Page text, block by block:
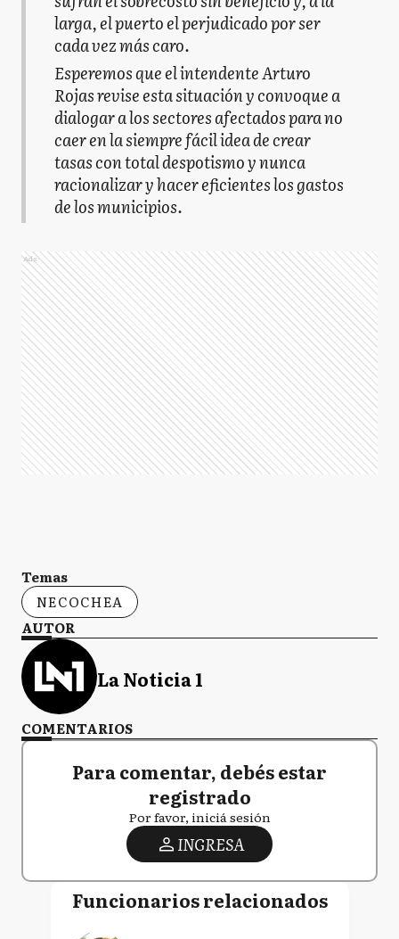
larga, el puerto el perjudicado por ser
cada vez más caro.
Esperemos que el intendente Arturo
Rojas revise esta situación y convoque a
dialogar a los sectores afectados para no
caer en la siempre fácil idea de crear
tasas con total despotismo y nunca
racionalizar y hacer eficientes los gastos
de los municipios.
Ads
Temas
NECOCHEA
AUTOR
La Noticia 1
COMENTARIOS
Para comentar, debés estar
registrado
Por favor, iniciá sesión
INGRESA
Funcionarios relacionados